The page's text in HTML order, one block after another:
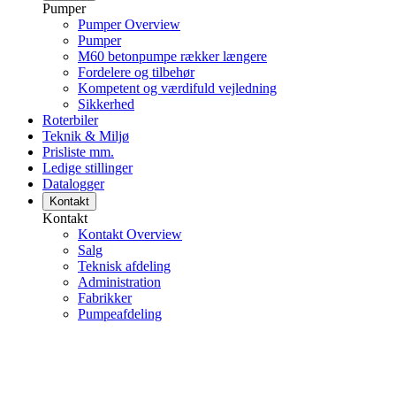
Pumper
Pumper Overview
Pumper
M60 betonpumpe rækker længere
Fordelere og tilbehør
Kompetent og værdifuld vejledning
Sikkerhed
Roterbiler
Teknik & Miljø
Prisliste mm.
Ledige stillinger
Datalogger
Kontakt
Kontakt
Kontakt Overview
Salg
Teknisk afdeling
Administration
Fabrikker
Pumpeafdeling